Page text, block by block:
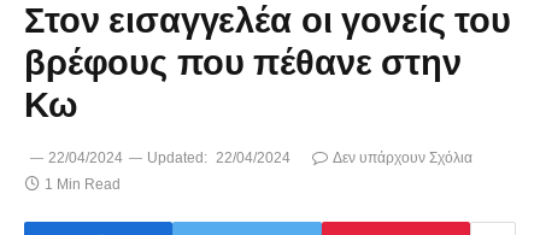
Στον εισαγγελέα οι γονείς του
βρέφους που πέθανε στην
Κω
22/04/2024 Updated: 22/04/2024
Δεν υπάρχουν Σχόλια
1 Min Read